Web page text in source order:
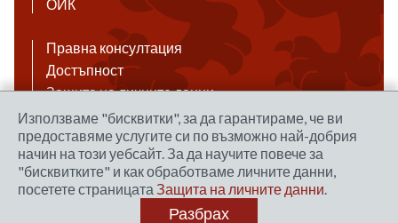
ОИК
Правна консултация
Достъпност
Защита на личните данни
Антикорупция
Връзки
Правила за ползване на сайта
Използваме "бисквитки", за да гарантираме, че ви
предоставяме услугите си по възможно най-добрия
начин на този уебсайт. За да научите повече за
"бисквитките" и как обработваме личните данни,
посетете страницата Защита на личните данни.
Разбрах